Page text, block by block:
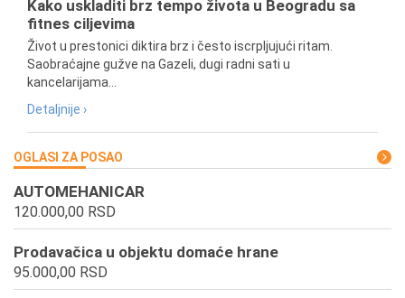
Kako uskladiti brz tempo života u Beogradu sa
fitnes ciljevima
Život u prestonici diktira brz i često iscrpljujući ritam.
Saobraćajne gužve na Gazeli, dugi radni sati u
kancelarijama...
Detaljnije ›
OGLASI ZA POSAO
AUTOMEHANICAR
120.000,00 RSD
Prodavačica u objektu domaće hrane
95.000,00 RSD